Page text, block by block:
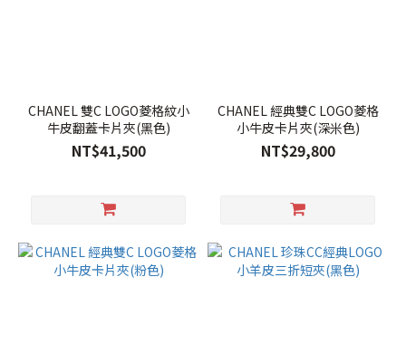
CHANEL 雙C LOGO菱格紋小
牛皮翻蓋卡片夾(黑色)
NT$41,500
CHANEL 經典雙C LOGO菱格
小牛皮卡片夾(深米色)
NT$29,800